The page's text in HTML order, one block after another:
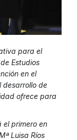
para el
Estudios
en el
desarrollo de
ofrece para
el primero en
Luisa Ríos